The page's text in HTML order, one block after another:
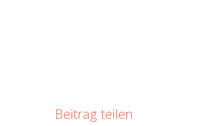
Beitrag teilen